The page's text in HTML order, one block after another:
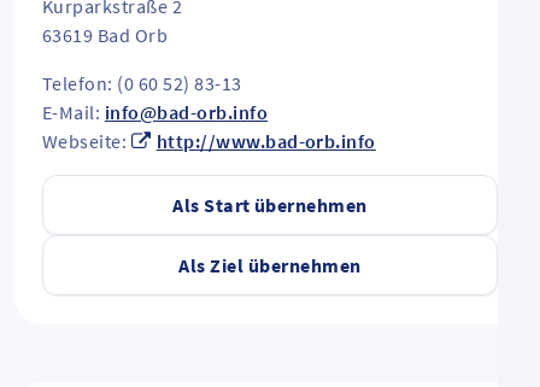
Als Start übernehmen
Als Ziel übernehmen
Kurparkstraße 2
63619 Bad Orb
Telefon: (0 60 52) 83-13
E-Mail: info@bad-orb.info
Webseite:
http://www.bad-orb.info